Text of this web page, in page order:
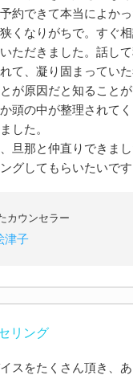
約できて本当によか
くなりがちで。すぐ
ただきました。話し
て、凝り固まってい
が原因だと知ること
頭の中が整理されて
した。
旦那と仲直りできま
グしてもらいたいです
カウンセラー
津子
リング
スをたくさん頂き、